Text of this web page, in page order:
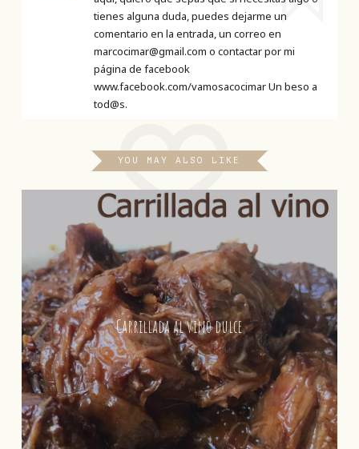
tienes alguna duda, puedes dejarme un
comentario en la entrada, un correo en
marcocimar@gmail.com o contactar por mi
página de facebook
www.facebook.com/vamosacocimar Un beso a
tod@s.
YOU MAY ALSO LIKE
Carrillada al vino dulce